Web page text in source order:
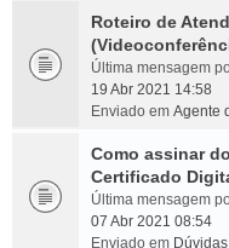
Roteiro de
Última mensagem
19 Abr 2021 14:58
Enviado em Agente
Como assinar
Certificado
Última mensagem
07 Abr 2021 08:54
Enviado em